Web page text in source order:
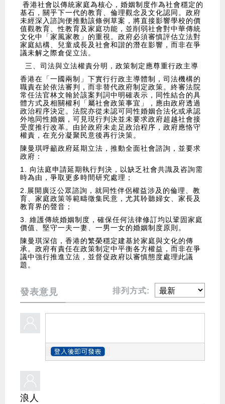
香港社會以傳統家庭為核心，婚姻制度作為社會穩定的
基石，關乎下一代的教育、倫理觀念及文化認同。政府
未經深入諮詢便推動該條例草案，將直接影響學校的價
值觀教育、性教育及家庭功能，並削弱社會對中華傳統
文化中「家風家教」的重視。政府必須審慎評估立法對
家庭結構、兒童成長及社會和諧的潛在影響，而非在爭
議未解之際倉促立法。
三、司法與立法權責分明，政策制定應尊重行政主導
香港在「一國兩制」下實行行政主導體制，司法機構的
職責在於依法審判，而非替代政府制定政策。終審法院
常任法官林文翰於該案判詞中明確表示，同性結合的具
體方式及相關權利「屬社會政策事宜」，應由政府透過
政治程序決定。法院亦從未認可同性婚姻合法化或承認
外地同性婚姻，可見現行判決並未要求政府超越社會接
受度推行改革。由於政府未走足政治程序，政府應恪守
權責，在充分凝聚民意後再行決策。
陳曼琪呼籲政府延期立法，推動全面社會諮詢，並要求
政府：
1. 向法庭申請延期執行判決，以缺乏社會共識及咨詢需
時為由，爭取更多時間研究處理；
2.展開廣泛公眾諮詢，就同性伴侶權益涉及的倫理、教
育、家庭政策等範疇徵集民意，尤其聆聽婦女、家長及
教育界的聲音；
3. 維護傳統婚姻制度，確保任何法律修訂均以鞏固家庭
價值、堅守一夫一妻、一男一女的婚姻制度原則。
陳曼琪深信，香港的繁榮穩定建基於家庭與文化的傳
承。政府有責任在政策制定中平衡各方權益，而非在爭
議中強行推進立法，並督促政府以審慎態度處理此議
題。
發表意見 排列方式:
浪人